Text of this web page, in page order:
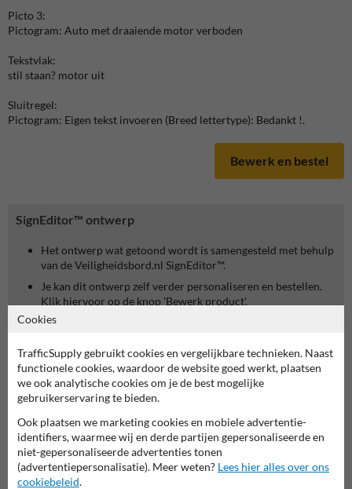
SignEditor™ ontwerp
Het ontwerp wat getoond wordt is samengesteld met behulp
van de Veiligheidsbord.nl SignEditor™.
Je kan dit ontwerp zelf verder personaliseren en bestellen.
Klik hiervoor op de knop 'Bewerk product'.
7062reviews
Picto 3:
Pictogram: Auto met draaiende motor verboden
Tekstvlak:
stil staan? motor uit
Sluitregel:
Pictogram: Eigen tekst invoeren (Breed lettertype): Bedankt !.
Bewerk en bestel
Cookies
TrafficSupply gebruikt cookies en vergelijkbare technieken. Naast
functionele cookies, waardoor de website goed werkt, plaatsen
we ook analytische cookies om je de best mogelijke
gebruikerservaring te bieden.
Ook plaatsen we marketing cookies en mobiele advertentie-
identifiers, waarmee wij en derde partijen gepersonaliseerde en
niet-gepersonaliseerde advertenties tonen
(advertentiepersonalisatie). Meer weten? Lees hier alles over ons
cookiebeleid.